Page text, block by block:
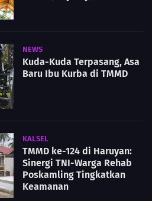
NEWS
Kuda-Kuda Terpasang, Asa
Baru Ibu Kurba di TMMD
KALSEL
TMMD ke-124 di Haruyan:
Sinergi TNI-Warga Rehab
Poskamling Tingkatkan
Keamanan